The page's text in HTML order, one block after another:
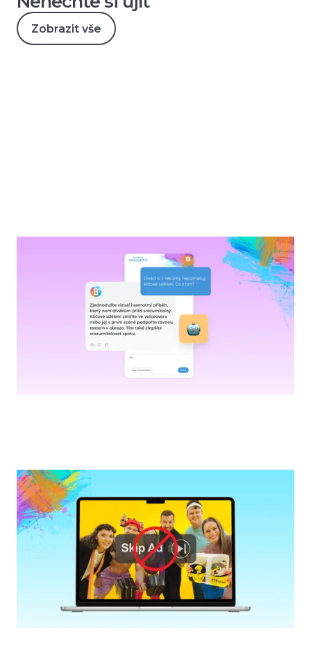
Zobrazit vše
Seznamte se s Behavio Insights – s vaším
osobním seniorním markeťákem
KAMPANĚ
Reklama, kterou diváci nepřeskočí: 3
klíčové principy z našeho testování